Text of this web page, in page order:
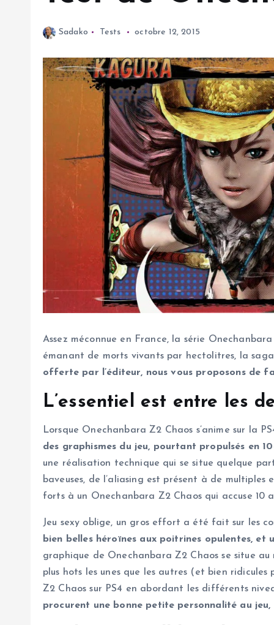
Sadako Tests octobre 12, 2015
Assez méconnue en France, la série
émanant de morts vivants par hectolitres, la
offerte par l’éditeur, nous vous proposons de
L’essentiel est entre les
Lorsque Onechanbara Z2 Chaos s’anime sur la
des graphismes du jeu, pourtant propulsés en
une réalisation technique qui se situe quelque
baveuses, de l’aliasing est présent à de
forts à un Onechanbara Z2 Chaos qui accuse 10
Jeu sexy oblige, un gros effort a été fait sur les
bien belles héroïnes aux poitrines opulentes,
graphique de Onechanbara Z2 Chaos se situe
plus hots les unes que les autres (et bien
Z2 Chaos sur PS4 en abordant les différents
procurent une bonne petite personnalité au